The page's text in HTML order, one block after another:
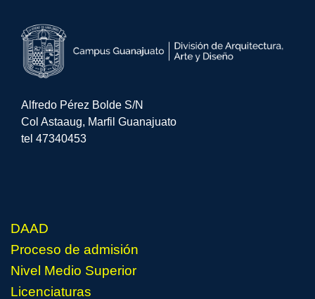
Alfredo Pérez Bolde S/N
Col Astaaug, Marfil Guanajuato
tel 47340453
DAAD
Proceso de admisión
Nivel Medio Superior
Licenciaturas